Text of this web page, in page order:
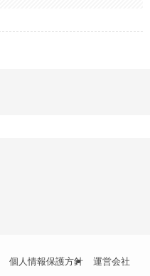
個人情報保護方針 運営会社